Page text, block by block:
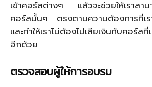
เข้าคอร์สต่างๆ แล้วจะช่วยให้เราสา
คอร์สนั้นๆ ตรงตามความต้องการที่เร
และทำให้เราไม่ต้องไปเสียเงินกับคอร์สที่
อีกด้วย
ตรวจสอบผู้ให้การอบรม